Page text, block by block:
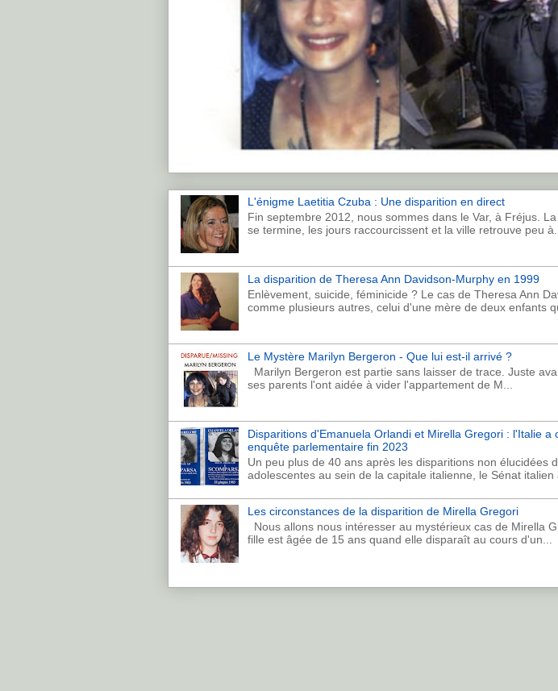
L'énigme Laetitia Czuba : Une disparition en direct
Fin septembre 2012, nous sommes dans le Var, à Fréjus.
se termine, les jours raccourcissent et la ville retrouve peu à...
La disparition de Theresa Ann Davidson-Murphy en 1999
Enlèvement, suicide, féminicide ? Le cas de Theresa Ann
comme plusieurs autres, celui d'une mère de deux enfants
Le Mystère Marilyn Bergeron - Que lui est-il arrivé ?
Marilyn Bergeron est partie sans laisser de trace. Juste
ses parents l'ont aidée à vider l'appartement de M...
Disparitions d'Emanuela Orlandi et Mirella Gregori : l'Italie a
enquête parlementaire fin 2023
Un peu plus de 40 ans après les disparitions non élucidées
adolescentes au sein de la capitale italienne, le Sénat italien
Les circonstances de la disparition de Mirella Gregori
Nous allons nous intéresser au mystérieux cas de Mirella
fille est âgée de 15 ans quand elle disparaît au cours d'un...